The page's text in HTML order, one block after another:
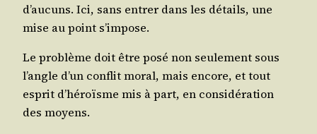
d’au­cuns. Ici, sans entrer dans les détails, une
mise au point s’impose.
Le pro­blème doit être posé non seule­ment sous
l’angle d’un conflit moral, mais encore, et tout
esprit d’hé­roïsme mis à part, en consi­dé­ra­tion
des moyens.